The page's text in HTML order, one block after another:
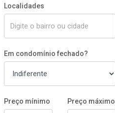
Localidades
Em condomínio fechado?
Preço mínimo Preço máximo